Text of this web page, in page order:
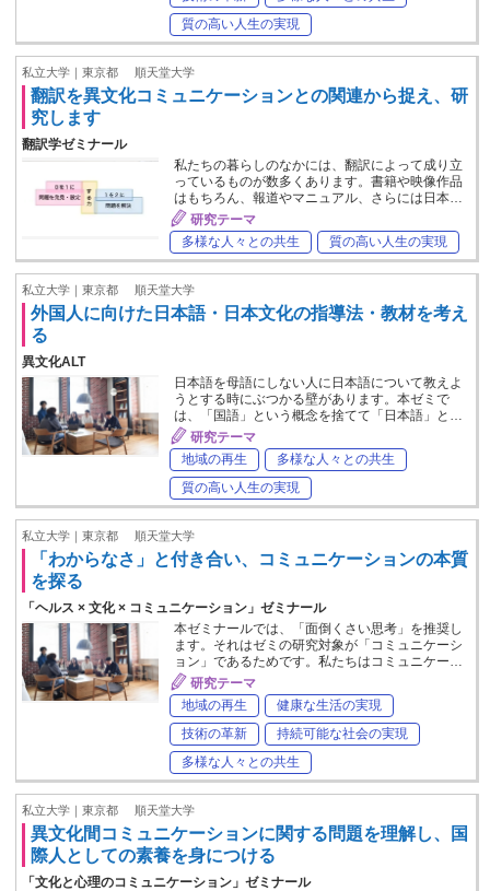
質の高い人生の実現
私立大学｜東京都 順天堂大学
翻訳を異文化コミュニケーションとの関連から捉え、研
究します
翻訳学ゼミナール
私たちの暮らしのなかには、翻訳によって成り立
っているものが数多くあります。書籍や映像作品
はもちろん、報道やマニュアル、さらには日本…
研究テーマ
多様な人々との共生
質の高い人生の実現
私立大学｜東京都 順天堂大学
外国人に向けた日本語・日本文化の指導法・教材を考え
る
異文化ALT
日本語を母語にしない人に日本語について教えよ
うとする時にぶつかる壁があります。本ゼミで
は、「国語」という概念を捨てて「日本語」と…
研究テーマ
地域の再生
多様な人々との共生
質の高い人生の実現
私立大学｜東京都 順天堂大学
「わからなさ」と付き合い、コミュニケーションの本質
を探る
「ヘルス × 文化 × コミュニケーション」ゼミナール
本ゼミナールでは、「面倒くさい思考」を推奨し
ます。それはゼミの研究対象が「コミュニケーシ
ョン」であるためです。私たちはコミュニケー…
研究テーマ
地域の再生
健康な生活の実現
技術の革新
持続可能な社会の実現
多様な人々との共生
私立大学｜東京都 順天堂大学
異文化間コミュニケーションに関する問題を理解し、国
際人としての素養を身につける
「文化と心理のコミュニケーション」ゼミナール